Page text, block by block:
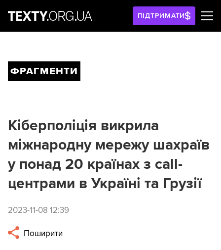
ПІДТРИМАТИ
ФРАГМЕНТИ
Кіберполіція викрила
міжнародну мережу шахраїв
у понад 20 країнах з call-
центрами в Україні та Грузії
2023-11-08 12:39
Поширити